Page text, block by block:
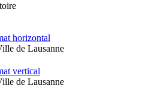
horizontal
de Lausanne
vertical
de Lausanne